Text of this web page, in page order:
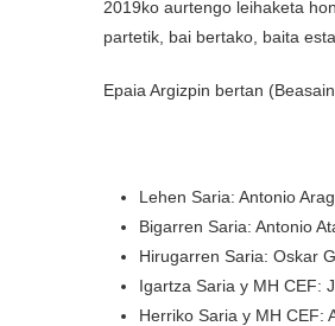
2019ko aurtengo leihaketa
partetik, bai bertako, baita
Epaia Argizpin bertan
Lehen Saria: Antonio
Bigarren Saria: Antonio
Hirugarren Saria: Oskar
Igartza Saria y MH CEF:
Herriko Saria y MH CEF: